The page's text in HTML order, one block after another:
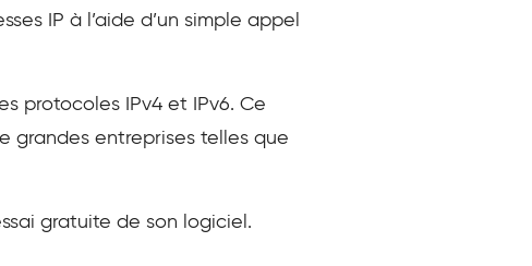
IP à l’aide d’un simple appel
protocoles IPv4 et IPv6. Ce
grandes entreprises telles que
gratuite de son logiciel.